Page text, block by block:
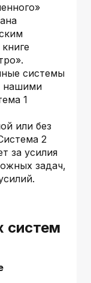
системы
нашими
1
или без
2
за усилия
задач,
систем